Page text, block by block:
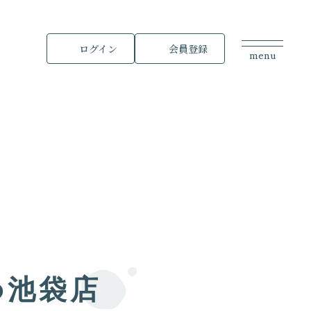
ログイン 会員登録 menu
池袋店